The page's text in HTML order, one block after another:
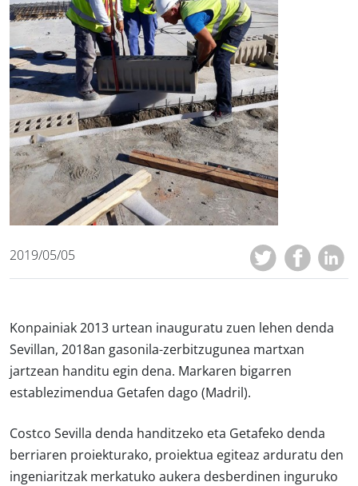
2019/05/05
Konpainiak 2013 urtean inauguratu zuen lehen denda
Sevillan, 2018an gasonila-zerbitzugunea martxan
jartzean handitu egin dena. Markaren bigarren
establezimendua Getafen dago (Madril).
Costco Sevilla denda handitzeko eta Getafeko denda
berriaren proiekturako, proiektua egiteaz arduratu den
ingeniaritzak merkatuko aukera desberdinen inguruko